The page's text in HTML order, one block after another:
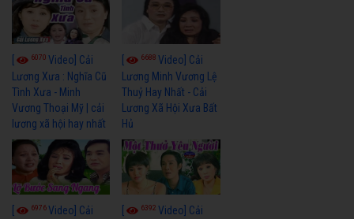
6070 Video] Cải
Lương Xưa : Nghĩa Cũ
Tình Xưa - Minh
Vương Thoại Mỹ | cải
lương xã hội hay nhất
6688Video] Cải
Lương Minh Vương Lệ
Thuỷ Hay Nhất - Cải
Lương Xã Hội Xưa Bất
Hủ
6976Video] Cải
6392Video] Cải